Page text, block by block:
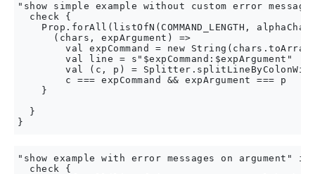
"show simple example without custom error
  check {
Prop.forAll(listOfN(COMMAND_LENGTH,
      (chars, expArgument) =>
val expCommand = new
        val line = s"$expCommand:$expArgument"
val (c, p) =
        c === expCommand && expArgument === p
    }
  }
"show example with error messages on argument"
  check {